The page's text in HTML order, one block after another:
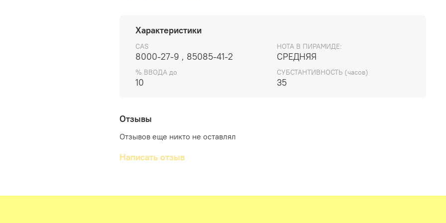
Характеристики
CAS
8000-27-9 , 85085-41-2
НОТА В ПИРАМИДЕ:
СРЕДНЯЯ
% ВВОДА до
10
СУБСТАНТИВНОСТЬ (часов)
35
Отзывы
Отзывов еще никто не оставлял
Написать отзыв